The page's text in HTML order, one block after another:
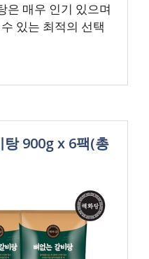
은 매우 인기 있으며
있는 최적의 선택
탕 900g x 6팩(총